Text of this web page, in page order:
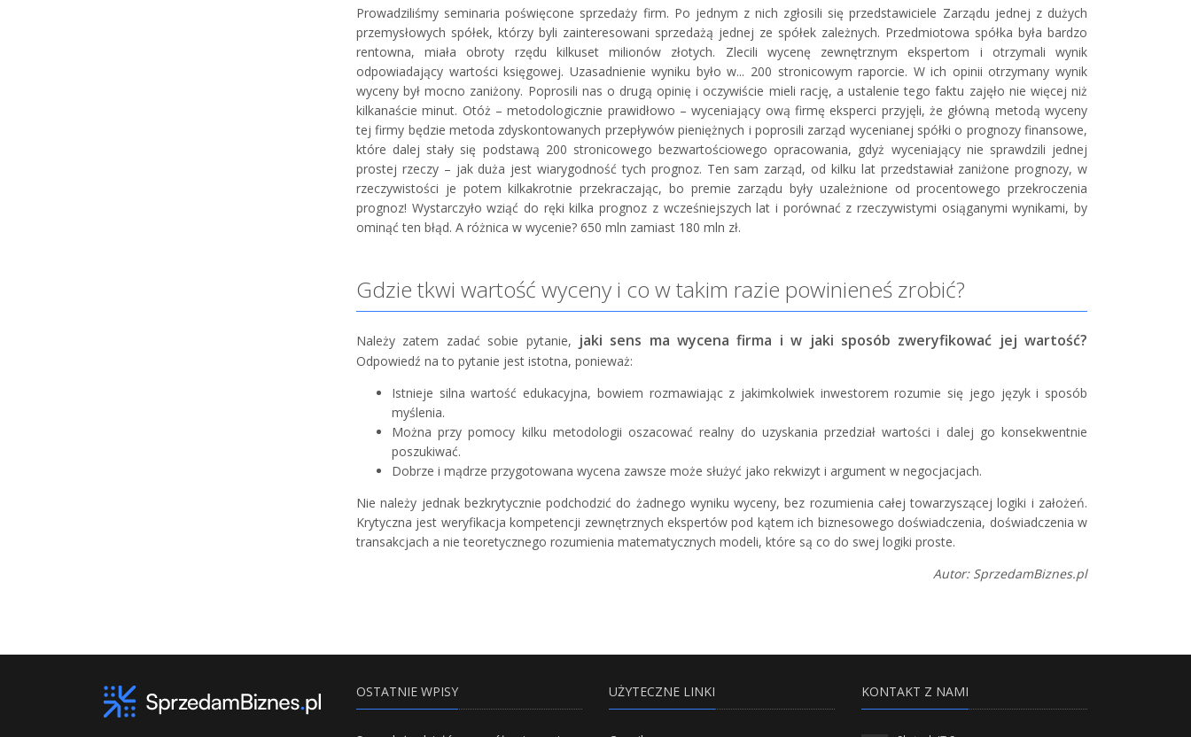
Prowadziliśmy seminaria poświęcone sprzedaży firm. Po jednym z nich zgłosili się przedstawiciele Zarządu jednej z dużych
przemysłowych spółek, którzy byli zainteresowani sprzedażą jednej ze spółek zależnych. Przedmiotowa spółka była bardzo
rentowna, miała obroty rzędu kilkuset milionów złotych. Zlecili wycenę zewnętrznym ekspertom i otrzymali wynik
odpowiadający wartości księgowej. Uzasadnienie wyniku było w... 200 stronicowym raporcie. W ich opinii otrzymany wynik
wyceny był mocno zaniżony. Poprosili nas o drugą opinię i oczywiście mieli rację, a ustalenie tego faktu zajęło nie więcej niż
kilkanaście minut. Otóż – metodologicznie prawidłowo – wyceniający ową firmę eksperci przyjęli, że główną metodą wyceny
tej firmy będzie metoda zdyskontowanych przepływów pieniężnych i poprosili zarząd wycenianej spółki o prognozy finansowe,
które dalej stały się podstawą 200 stronicowego bezwartościowego opracowania, gdyż wyceniający nie sprawdzili jednej
prostej rzeczy – jak duża jest wiarygodność tych prognoz. Ten sam zarząd, od kilku lat przedstawiał zaniżone prognozy, w
rzeczywistości je potem kilkakrotnie przekraczając, bo premie zarządu były uzależnione od procentowego przekroczenia
prognoz! Wystarczyło wziąć do ręki kilka prognoz z wcześniejszych lat i porównać z rzeczywistymi osiąganymi wynikami, by
ominąć ten błąd. A różnica w wycenie? 650 mln zamiast 180 mln zł.
Gdzie tkwi wartość wyceny i co w takim razie powinieneś zrobić?
Należy zatem zadać sobie pytanie, jaki sens ma wycena firma i w jaki sposób zweryfikować jej wartość?
Odpowiedź na to pytanie jest istotna, ponieważ:
Istnieje silna wartość edukacyjna, bowiem rozmawiając z jakimkolwiek inwestorem rozumie się jego język i sposób
myślenia.
Można przy pomocy kilku metodologii oszacować realny do uzyskania przedział wartości i dalej go konsekwentnie
poszukiwać.
Dobrze i mądrze przygotowana wycena zawsze może służyć jako rekwizyt i argument w negocjacjach.
Nie należy jednak bezkrytycznie podchodzić do żadnego wyniku wyceny, bez rozumienia całej towarzyszącej logiki i założeń.
Krytyczna jest weryfikacja kompetencji zewnętrznych ekspertów pod kątem ich biznesowego doświadczenia, doświadczenia w
transakcjach a nie teoretycznego rozumienia matematycznych modeli, które są co do swej logiki proste.
Autor: SprzedamBiznes.pl
OSTATNIE WPISY UŻYTECZNE LINKI KONTAKT Z NAMI